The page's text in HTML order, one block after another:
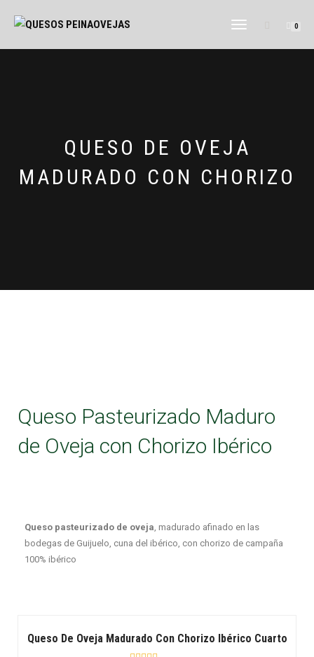
CAMBIAR
NAVEGACIÓN
0
QUESO DE OVEJA
MADURADO CON CHORIZO
Queso Pasteurizado Maduro
de Oveja con Chorizo Ibérico
Queso pasteurizado de oveja, madurado afinado en las
bodegas de Guijuelo, cuna del ibérico, con chorizo de campaña
100% ibérico
Queso De Oveja Madurado Con Chorizo Ibérico Cuarto